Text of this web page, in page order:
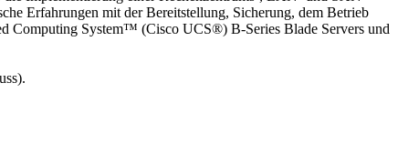
Erfahrungen mit der Bereitstellung, Sicherung, dem Betrieb
Computing System™ (Cisco UCS®) B-Series Blade Servers und